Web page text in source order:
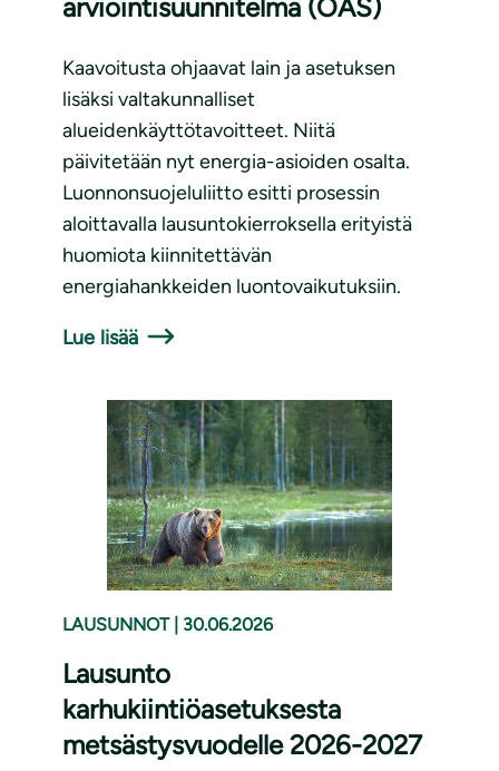
arviointisuunnitelma (OAS)
Kaavoitusta ohjaavat lain ja asetuksen
lisäksi valtakunnalliset
alueidenkäyttötavoitteet. Niitä
päivitetään nyt energia-asioiden osalta.
Luonnonsuojeluliitto esitti prosessin
aloittavalla lausuntokierroksella erityistä
huomiota kiinnitettävän
energiahankkeiden luontovaikutuksiin.
Lue lisää
LAUSUNNOT 30.06.2026
Lausunto
karhukiintiöasetuksesta
metsästysvuodelle 2026-2027